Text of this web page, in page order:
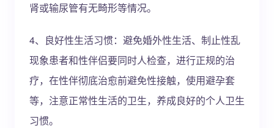
肾或输尿管有无畸形等情况。
4、良好性生活习惯：避免婚外性生活、制止性乱
现象患者和性伴侣要同时人检查，进行正规的治
疗，在性伴彻底治愈前避免性接触，使用避孕套
等，注意正常性生活的卫生，养成良好的个人卫生
习惯。